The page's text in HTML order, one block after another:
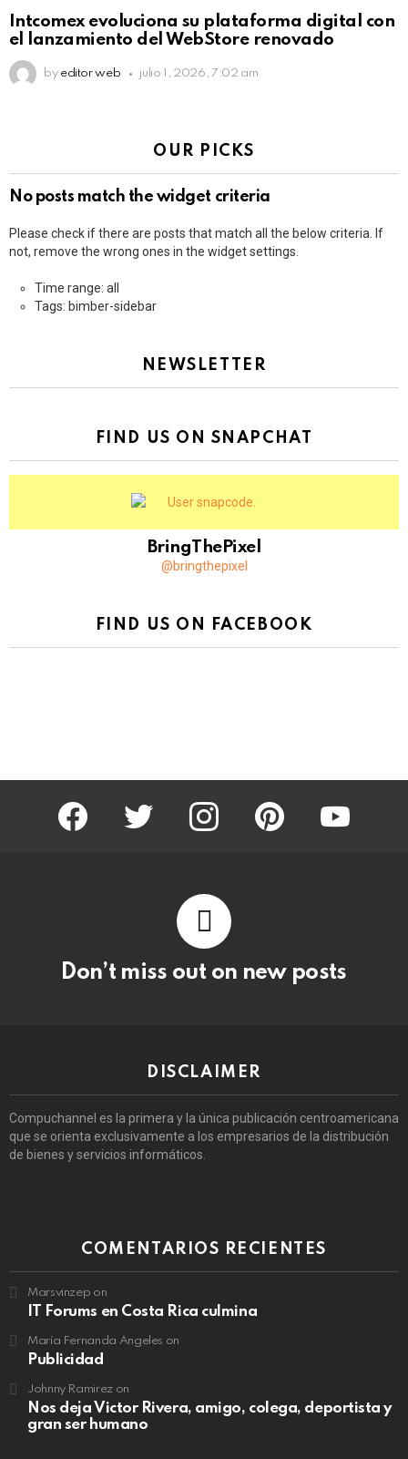
Intcomex evoluciona su plataforma digital con
el lanzamiento del WebStore renovado
by editor web julio 1, 2026, 7:02 am
OUR PICKS
No posts match the widget criteria
Please check if there are posts that match all the below criteria. If
not, remove the wrong ones in the widget settings.
Time range: all
Tags: bimber-sidebar
NEWSLETTER
FIND US ON SNAPCHAT
BringThePixel
@bringthepixel
FIND US ON FACEBOOK
facebook twitter instagram pinterest youtube
Don’t miss out on new posts
DISCLAIMER
Compuchannel es la primera y la única publicación centroamericana
que se orienta exclusivamente a los empresarios de la distribución
de bienes y servicios informáticos.
COMENTARIOS RECIENTES
Marsvinzep on
IT Forums en Costa Rica culmina
María Fernanda Angeles on
Publicidad
Johnny Ramirezon
Nos deja Victor Rivera, amigo, colega, deportista y
gran ser humano